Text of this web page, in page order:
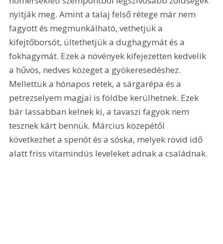
nyitják meg. Amint a talaj felső rétege már nem
fagyott és megmunkálható, vethetjük a
kifejtőborsót, ültethetjük a dughagymát és a
fokhagymát. Ezek a növények kifejezetten kedvelik
a hűvös, nedves közeget a gyökeresedéshez.
Mellettük a hónapos retek, a sárgarépa és a
petrezselyem magjai is földbe kerülhetnek. Ezek
bár lassabban kelnek ki, a tavaszi fagyok nem
tesznek kárt bennük. Március közepétől
következhet a spenót és a sóska, melyek rövid idő
alatt friss vitamindús leveleket adnak a családnak.